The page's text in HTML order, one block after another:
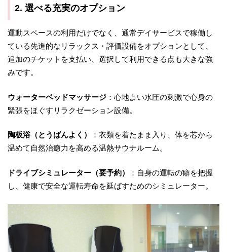
2. 選べる充実のオプション
運動スペースの利用だけでなく、通常デイサービスで稼働し
ている先進的なリラックス・評価設備をオプションとして、
追加のチケットを支払い、選択して利用できる点も大きな強
みです。
ウォーターベッドマッサージ ：心地よい水圧の刺激で心身の
緊張をほぐすリラクゼーション設備。
陶板浴（とうばんよく）
：衣類を着たまま入り、体を芯から
温めて自然治癒力を高める温熱サウナルーム。
ドライブシミュレーター（要予約）
：自身の運転の癖を把握
し、健康で安全な運転寿命を延ばすためのシミュレーター。